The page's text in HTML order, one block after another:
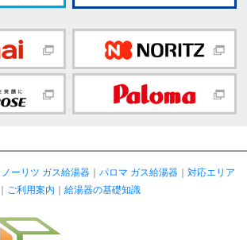
ノーリツ ガス給湯器｜ パロマ ガス給湯器｜ 対応エリア
ご利用案内 給湯器の基礎知識